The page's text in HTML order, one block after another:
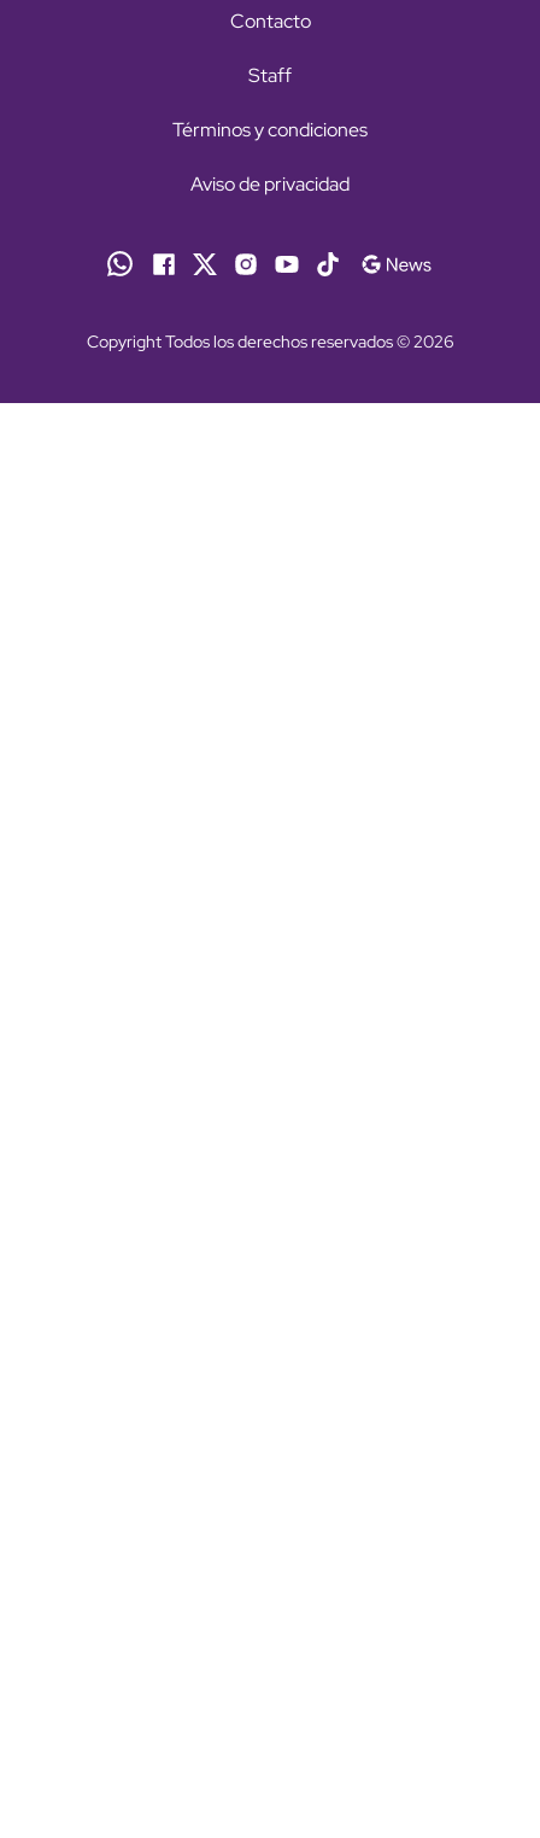
Contacto
Staff
Términos y condiciones
Aviso de privacidad
Copyright Todos los derechos reservados © 2026